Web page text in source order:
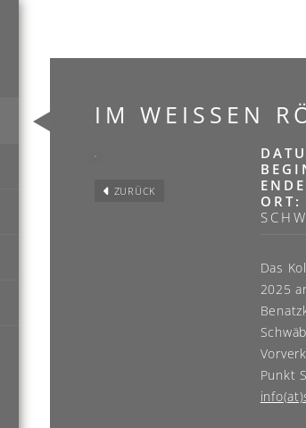
IM WEISSEN
ZURÜCK
ORT:
Das
2025
Punkt